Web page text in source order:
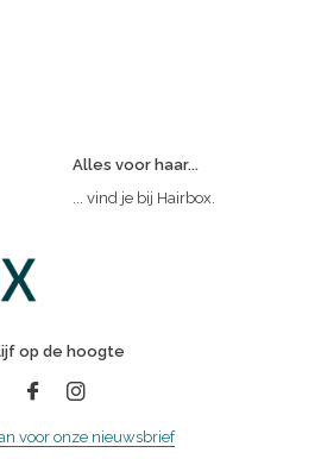
Alles voor haar...
... vind je bij Hairbox.
op de hoogte
voor onze nieuwsbrief